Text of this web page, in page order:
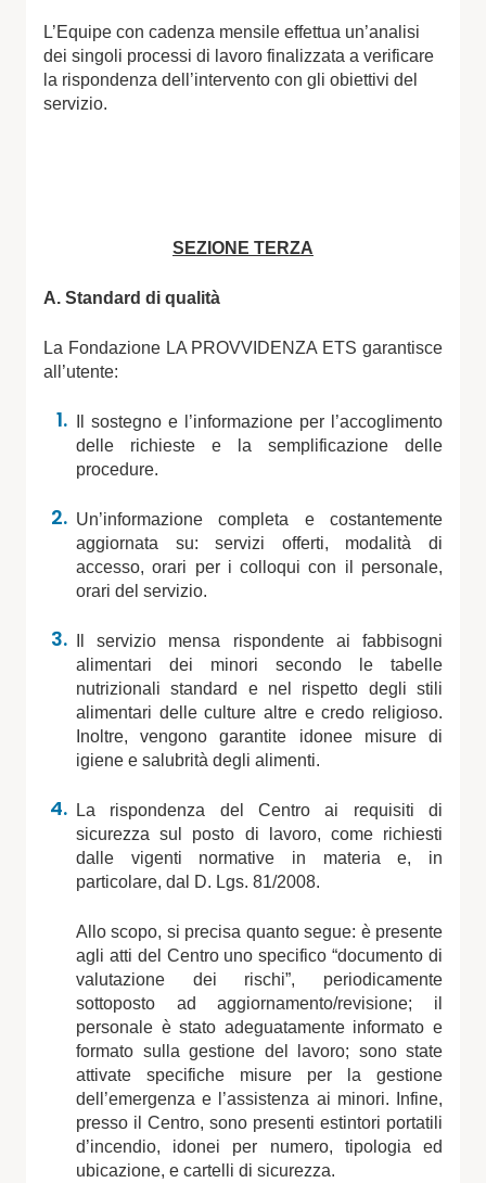
L’Equipe con cadenza mensile effettua un’analisi
dei singoli processi di lavoro finalizzata a verificare
la rispondenza dell’intervento con gli obiettivi del
servizio.
SEZIONE TERZA
A. Standard di qualità
La Fondazione LA PROVVIDENZA ETS garantisce
all’utente:
Il sostegno e l’informazione per l’accoglimento
delle richieste e la semplificazione delle
procedure.
Un’informazione completa e costantemente
aggiornata su: servizi offerti, modalità di
accesso, orari per i colloqui con il personale,
orari del servizio.
Il servizio mensa rispondente ai fabbisogni
alimentari dei minori secondo le tabelle
nutrizionali standard e nel rispetto degli stili
alimentari delle culture altre e credo religioso.
Inoltre, vengono garantite idonee misure di
igiene e salubrità degli alimenti.
La rispondenza del Centro ai requisiti di
sicurezza sul posto di lavoro, come richiesti
dalle vigenti normative in materia e, in
particolare, dal D. Lgs. 81/2008.
Allo scopo, si precisa quanto segue: è presente
agli atti del Centro uno specifico “documento di
valutazione dei rischi”, periodicamente
sottoposto ad aggiornamento/revisione; il
personale è stato adeguatamente informato e
formato sulla gestione del lavoro; sono state
attivate specifiche misure per la gestione
dell’emergenza e l’assistenza ai minori. Infine,
presso il Centro, sono presenti estintori portatili
d’incendio, idonei per numero, tipologia ed
ubicazione, e cartelli di sicurezza.